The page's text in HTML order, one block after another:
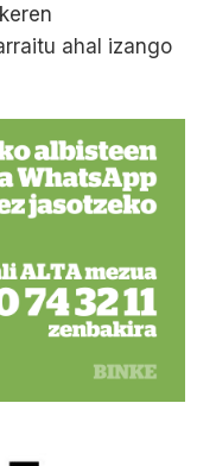
ahal izango